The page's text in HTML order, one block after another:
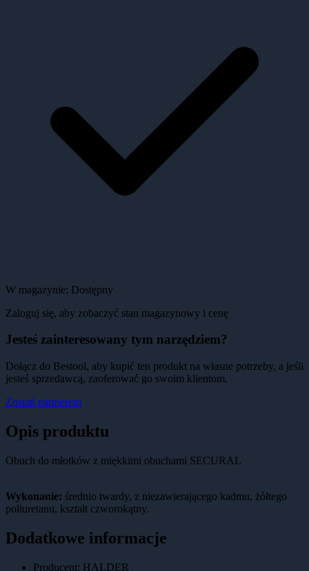
W magazynie: Dostępny
Zaloguj się, aby zobaczyć stan magazynowy i cenę
Jesteś zainteresowany tym narzędziem?
Dołącz do Bestool, aby kupić ten produkt na własne potrzeby, a jeśli
jesteś sprzedawcą, zaoferować go swoim klientom.
Zostań partnerem
Opis produktu
Obuch do młotków z miękkimi obuchami SECURAL
Wykonanie: średnio twardy, z niezawierającego kadmu, żółtego
poliuretanu, kształt czworokątny.
Dodatkowe informacje
Producent: HALDER